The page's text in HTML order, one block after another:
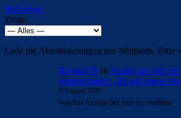
RSS-Feed
Zeige:
Lade die Aktualisierungen des Mitglieds. Bitte
Rivaldo78 zu Araújo hat sich bei
verabschiedet: „Er will etwas
9. August 2026
was hat Araujo bei uns so verdient.